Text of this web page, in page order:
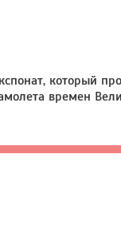
который
времен